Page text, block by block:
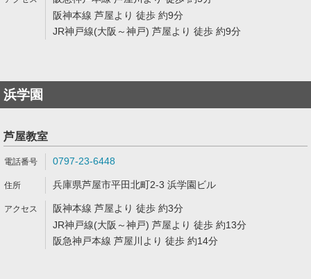
阪神本線 芦屋より 徒歩 約9分
JR神戸線(大阪～神戸) 芦屋より 徒歩 約9分
浜学園
芦屋教室
0797-23-6448
兵庫県芦屋市平田北町2-3 浜学園ビル
阪神本線 芦屋より 徒歩 約3分
JR神戸線(大阪～神戸) 芦屋より 徒歩 約13分
阪急神戸本線 芦屋川より 徒歩 約14分